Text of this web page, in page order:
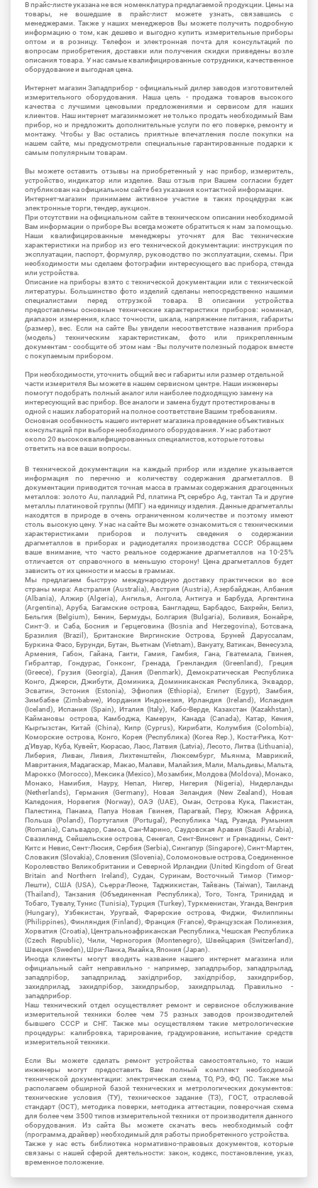
В прайс-листе указана не вся номенклатура предлагаемой продукции. Цены на
товары, не вошедшие в прайс-лист можете узнать, связавшись с
менеджерами. Также у наших менеджеров Вы можете получить подробную
информацию о том, как дешево и выгодно купить измерительные приборы
оптом и в розницу. Телефон и электронная почта для консультаций по
вопросам приобретения, доставки или получения скидки приведены возле
описания товара. У нас самые квалифицированные сотрудники, качественное
оборудование и выгодная цена.
Интернет магазин Западприбор - официальный дилер заводов изготовителей
измерительного оборудования. Наша цель - продажа товаров высокого
качества с лучшими ценовыми предложениями и сервисом для наших
клиентов. Наш интернет магазинможет не только продать необходимый Вам
прибор, но и предложить дополнительные услуги по его поверке, ремонту и
монтажу. Чтобы у Вас остались приятные впечатления после покупки на
нашем сайте, мы предусмотрели специальные гарантированные подарки к
самым популярным товарам.
Вы можете оставить отзывы на приобретенный у нас прибор, измеритель,
устройство, индикатор или изделие. Ваш отзыв при Вашем согласии будет
опубликован на официальном сайте без указания контактной информации.
Интернет-магазин принимаем активное участие в таких процедурах как
электронные торги, тендер, аукцион.
При отсутствии на официальном сайте в техническом описании необходимой
Вам информации о приборе Вы всегда можете обратиться к нам за помощью.
Наши квалифицированные менеджеры уточнят для Вас технические
характеристики на прибор из его технической документации: инструкция по
эксплуатации, паспорт, формуляр, руководство по эксплуатации, схемы. При
необходимости мы сделаем фотографии интересующего вас прибора, стенда
или устройства.
Описание на приборы взято с технической документации или с технической
литературы. Большинство фото изделий сделаны непосредственно нашими
специалистами перед отгрузкой товара. В описании устройства
предоставлены основные технические характеристики приборов: номинал,
диапазон измерения, класс точности, шкала, напряжение питания, габариты
(размер), вес. Если на сайте Вы увидели несоответствие названия прибора
(модель) техническим характеристикам, фото или прикрепленным
документам - сообщите об этом нам - Вы получите полезный подарок вместе
с покупаемым прибором.
При необходимости, уточнить общий вес и габариты или размер отдельной
части измерителя Вы можете в нашем сервисном центре. Наши инженеры
помогут подобрать полный аналог или наиболее подходящую замену на
интересующий вас прибор. Все аналоги и замена будут протестированы в
одной с наших лабораторий на полное соответствие Вашим требованиям.
Основная особенность нашего интернет магазина проведение объективных
консультаций при выборе необходимого оборудования. У нас работают
около 20 высококвалифицированных специалистов, которые готовы
ответить на все ваши вопросы.
В технической документации на каждый прибор или изделие указывается
информация по перечню и количеству содержания драгметаллов. В
документации приводится точная масса в граммах содержания драгоценных
металлов: золото Au, палладий Pd, платина Pt, серебро Ag, тантал Ta и другие
металлы платиновой группы (МПГ) на единицу изделия. Данные драгметаллы
находятся в природе в очень ограниченном количестве и поэтому имеют
столь высокую цену. У нас на сайте Вы можете ознакомиться с техническими
характеристиками приборов и получить сведения о содержании
драгметаллов в приборах и радиодеталях производства СССР. Обращаем
ваше внимание, что часто реальное содержание драгметаллов на 10-25%
отличается от справочного в меньшую сторону! Цена драгметаллов будет
зависить от их ценности и массы в граммах.
Мы предлагаем быструю международную доставку практически во все
страны мира: Австралия (Australia), Австрия (Austria), Азербайджан, Албания
(Albania), Алжир (Algeria), Ангилья, Ангола, Антигуа и Барбуда, Аргентина
(Argentina), Аруба, Багамские острова, Бангладеш, Барбадос, Бахрейн, Белиз,
Бельгия (Belgium), Бенин, Бермуды, Болгария (Bulgaria), Боливия, Бонайре,
Синт-Э. и Саба, Босния и Герцеговина (Bosnia and Herzegovina), Ботсвана,
Бразилия (Brazil), Британские Виргинские Острова, Бруней Даруссалам,
Буркина Фасо, Бурунди, Бутан, Вьетнам (Vietnam), Вануату, Ватикан, Венесуэла,
Армения, Габон, Гайана, Гаити, Гамия, Гамбия, Гана, Гватемала, Гвинея,
Гибралтар, Гондурас, Гонконг, Гренада, Гренландия (Greenland), Греция
(Greece), Грузия (Georgia), Дания (Denmark), Демократическая Республика
Конго, Джерси, Джибути, Доминика, Доминиканская Республика, Эквадор,
Эсватин, Эстония (Estonia), Эфиопия (Ethiopia), Египет (Egypt), Замбия,
Зимбабве (Zimbabwe), Иордания Индонезия, Ирландия (Ireland), Исландия
(Iceland), Испания (Spain), Италия (Italy), Кабо-Верде, Казахстан (Kazakhstan),
Каймановы острова, Камбоджа, Камерун, Канада (Canada), Катар, Кения,
Кыргызстан, Китай (China), Кипр (Cyprus), Кирибати, Колумбия (Colombia),
Коморские острова, Конго, Корея (Республика) (Korea Rep.), Коста-Рика, Кот-
д'Ивуар, Куба, Кувейт, Кюрасао, Лаос, Латвия (Latvia), Лесото, Литва (Lithuania),
Либерия, Ливан, Ливия, Лихтенштейн, Люксембург, Мьянма, Маврикий,
Мавритания, Мадагаскар, Макао, Малави, Малайзия, Мали, Мальдивы, Мальта,
Марокко (Morocco), Мексика (Mexico), Мозамбик, Молдова (Moldova), Монако,
Монако, Намибия, Науру, Непал, Нигер, Нигерия (Nigeria), Нидерланды
(Netherlands), Германия (Germany), Новая Зеландия (New Zealand), Новая
Каледония, Норвегия (Norway), ОАЭ (UAE), Оман, Острова Кука, Пакистан,
Палестина, Панама, Папуа Новая Гвинея, Парагвай, Перу, Южная Африка,
Польша (Poland), Португалия (Portugal), Республика Чад, Руанда, Румыния
(Romania), Сальвадор, Самоа, Сан-Марино, Саудовская Аравия (Saudi Arabia),
Свазиленд, Сейшельские острова, Сенегал, Сент-Винсент и Гренадины, Сент-
Китс и Невис, Сент-Люсия, Сербия (Serbia), Сингапур (Singapore), Синт-Мартен,
Словакия (Slovakia), Словения (Slovenia), Соломоновые острова, Соединенное
Королевство Великобритании и Северной Ирландии (United Kingdom of Great
Britain and Northern Ireland), Судан, Суринам, Восточный Тимор (Тимор-
Лешти), США (USA), Сьерра-Леоне, Таджикистан, Тайвань (Taiwan), Таиланд
(Thailand), Танзания (Объединенная Республика), Того, Тонга, Тринидад и
Тобаго, Тувалу, Тунис (Tunisia), Турция (Turkey), Туркменистан, Уганда, Венгрия
(Hungary), Узбекистан, Уругвай, Фарерские острова, Фиджи, Филиппины
(Philippines), Финляндия (Finland), Франция (France), Французская Полинезия,
Хорватия (Croatia), Центральноафриканская Республика, Чешская Республика
(Czech Republic), Чили, Черногория (Montenegro), Швейцария (Switzerland),
Швеция (Sweden), Шри-Ланка, Ямайка, Япония (Japan).
Иногда клиенты могут вводить название нашего интернет магазина или
официальный сайт неправильно - например, западпрыбор, западпрылад,
западпрібор, западприлад, західприбор, західпрібор, захидприбор,
захидприлад, захидпрібор, захидпрыбор, захидпрылад. Правильно -
западприбор.
Наш технический отдел осуществляет ремонт и сервисное обслуживание
измерительной техники более чем 75 разных заводов производителей
бывшего СССР и СНГ. Также мы осуществляем такие метрологические
процедуры: калибровка, тарирование, градуирование, испытание средств
измерительной техники.
Если Вы можете сделать ремонт устройства самостоятельно, то наши
инженеры могут предоставить Вам полный комплект необходимой
технической документации: электрическая схема, ТО, РЭ, ФО, ПС. Также мы
располагаем обширной базой технических и метрологических документов:
технические условия (ТУ), техническое задание (ТЗ), ГОСТ, отраслевой
стандарт (ОСТ), методика поверки, методика аттестации, поверочная схема
для более чем 3500 типов измерительной техники от производителя данного
оборудования. Из сайта Вы можете скачать весь необходимый софт
(программа, драйвер) необходимый для работы приобретенного устройства.
Также у нас есть библиотека нормативно-правовых документов, которые
связаны с нашей сферой деятельности: закон, кодекс, постановление, указ,
временное положение.